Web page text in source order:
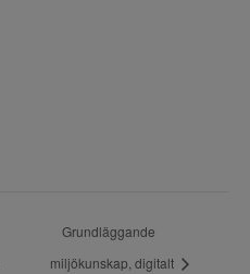
Grundläggande
miljökunskap, digitalt